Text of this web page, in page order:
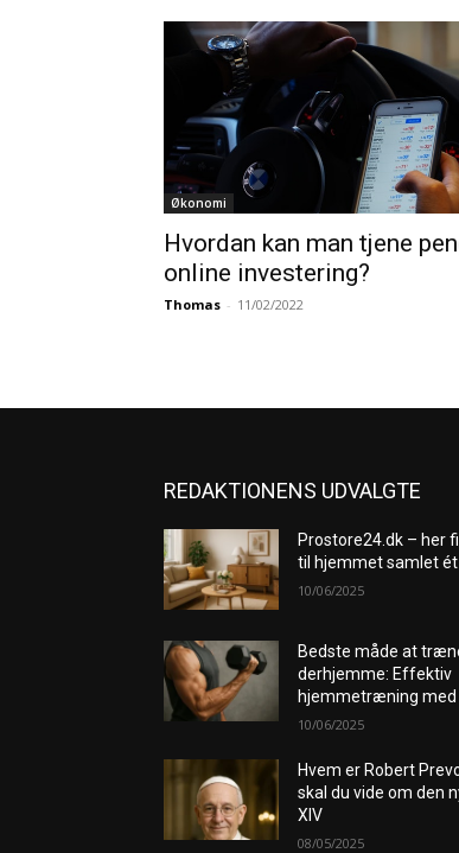
Økonomi
Hvordan kan man tjene
online investering?
Thomas - 11/02/2022
REDAKTIONENS UDVALGTE
Prostore24.dk – her
til hjemmet samlet ét
10/06/2025
Bedste måde at
derhjemme: Effektiv
hjemmetræning
10/06/2025
Hvem er Robert
skal du vide om den
XIV
08/05/2025